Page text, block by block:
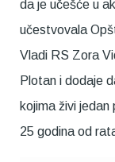
da je učešće u
učestvovala
Vladi RS Zora
Plotan i dodaje
kojima živi
25 godina od